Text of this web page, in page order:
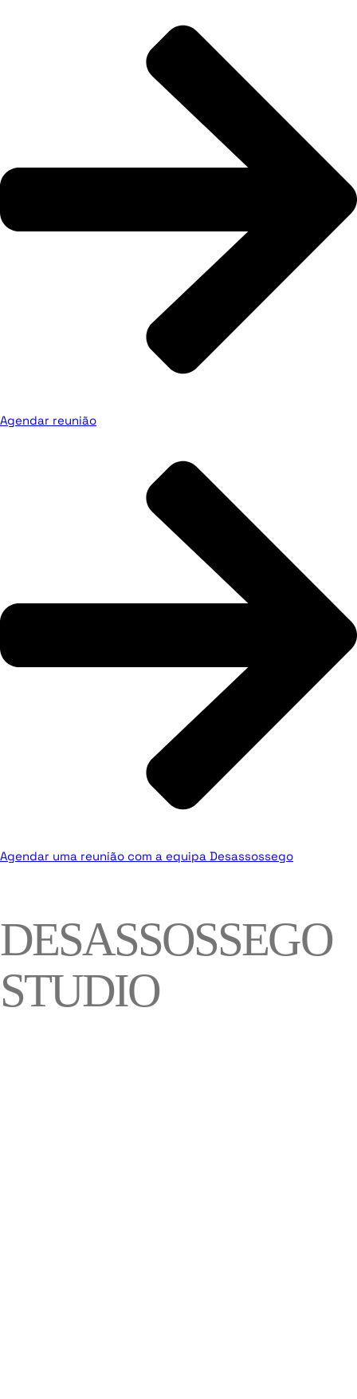
Agendar reunião
Agendar uma reunião com a equipa Desassossego
DESASSOSSEGO
STUDIO